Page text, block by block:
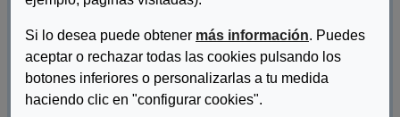
Si lo desea puede obtener más información. Puedes
aceptar o rechazar todas las cookies pulsando los
botones inferiores o personalizarlas a tu medida
haciendo clic en "configurar cookies".
Bloy, Léon.